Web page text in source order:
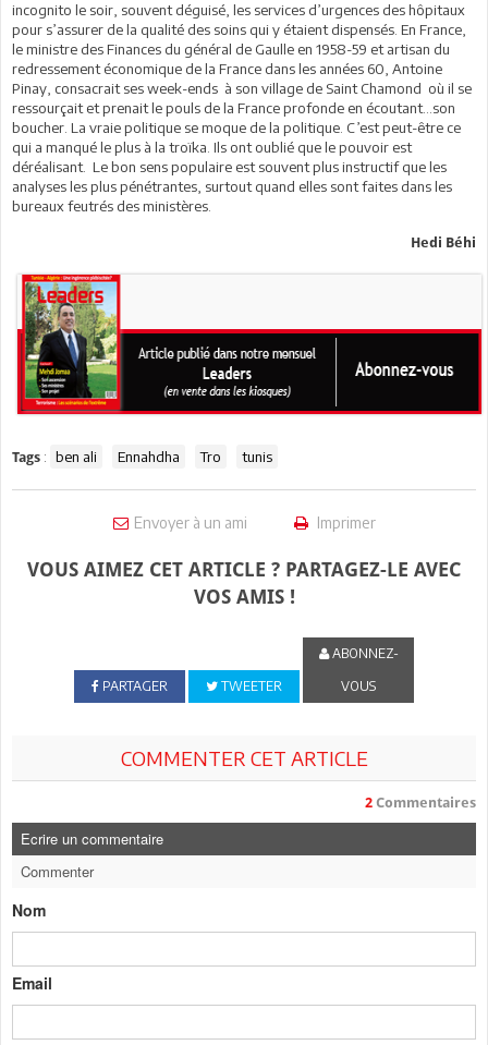
incognito le soir, souvent déguisé, les services d’urgences des hôpitaux
pour s’assurer de la qualité des soins qui y étaient dispensés. En France,
le ministre des Finances du général de Gaulle en 1958-59 et artisan du
redressement économique de la France dans les années 60, Antoine
Pinay, consacrait ses week-ends à son village de Saint Chamond où il se
ressourçait et prenait le pouls de la France profonde en écoutant...son
boucher. La vraie politique se moque de la politique. C’est peut-être ce
qui a manqué le plus à la troïka. Ils ont oublié que le pouvoir est
déréalisant. Le bon sens populaire est souvent plus instructif que les
analyses les plus pénétrantes, surtout quand elles sont faites dans les
bureaux feutrés des ministères.
Hedi Béhi
Tags : ben ali Ennahdha Tro tunis
Envoyer à un ami Imprimer
VOUS AIMEZ CET ARTICLE ? PARTAGEZ-LE AVEC
VOS AMIS !
PARTAGER TWEETER
ABONNEZ-
VOUS
COMMENTER CET ARTICLE
2 Commentaires
Ecrire un commentaire
Commenter
Nom
Email